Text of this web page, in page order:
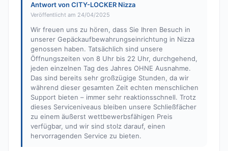
Antwort von CITY-LOCKER Nizza
Veröffentlicht am 24/04/2025
Wir freuen uns zu hören, dass Sie Ihren Besuch in
unserer Gepäckaufbewahrungseinrichtung in Nizza
genossen haben. Tatsächlich sind unsere
Öffnungszeiten von 8 Uhr bis 22 Uhr, durchgehend,
jeden einzelnen Tag des Jahres OHNE Ausnahme.
Das sind bereits sehr großzügige Stunden, da wir
während dieser gesamten Zeit echten menschlichen
Support bieten – immer sehr reaktionsschnell. Trotz
dieses Serviceniveaus bleiben unsere Schließfächer
zu einem äußerst wettbewerbsfähigen Preis
verfügbar, und wir sind stolz darauf, einen
hervorragenden Service zu bieten.